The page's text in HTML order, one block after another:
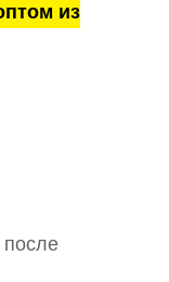
из
после